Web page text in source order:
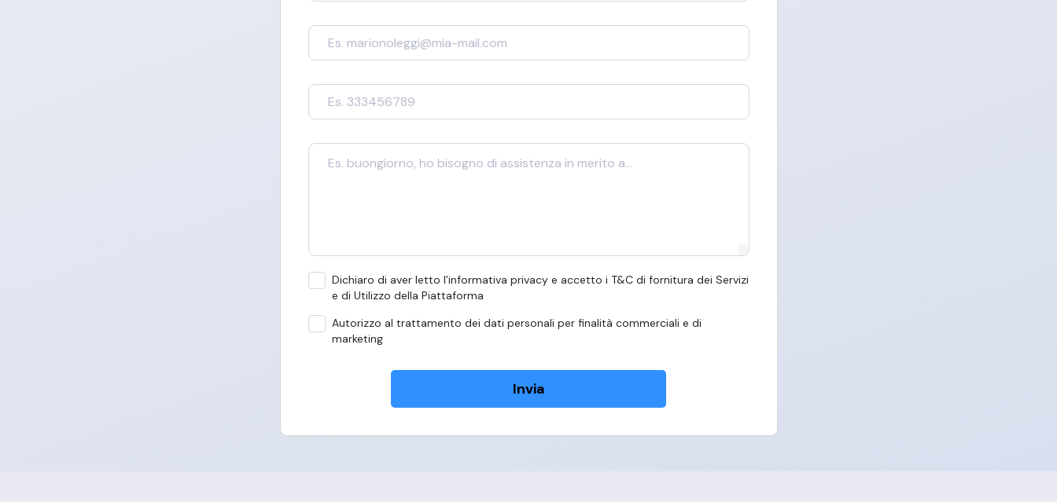
Dichiaro di aver letto l’informativa privacy e accetto i T&C di fornitura dei Servizi
e di Utilizzo della Piattaforma
Autorizzo al trattamento dei dati personali per finalità commerciali e di
marketing
Invia